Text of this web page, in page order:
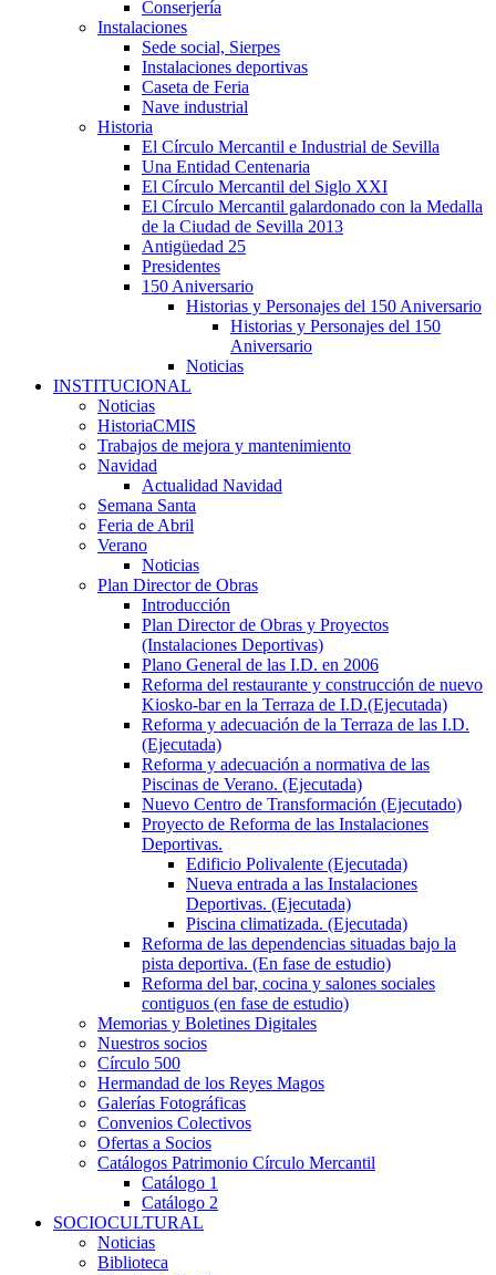
Conserjería
Instalaciones
Sede social, Sierpes
Instalaciones deportivas
Caseta de Feria
Nave industrial
Historia
El Círculo Mercantil e Industrial de Sevilla
Una Entidad Centenaria
El Círculo Mercantil del Siglo XXI
El Círculo Mercantil galardonado con la Medalla
de la Ciudad de Sevilla 2013
Antigüedad 25
Presidentes
150 Aniversario
Historias y Personajes del 150 Aniversario
Historias y Personajes del 150
Aniversario
Noticias
INSTITUCIONAL
Noticias
HistoriaCMIS
Trabajos de mejora y mantenimiento
Navidad
Actualidad Navidad
Semana Santa
Feria de Abril
Verano
Noticias
Plan Director de Obras
Introducción
Plan Director de Obras y Proyectos
(Instalaciones Deportivas)
Plano General de las I.D. en 2006
Reforma del restaurante y construcción de nuevo
Kiosko-bar en la Terraza de I.D.(Ejecutada)
Reforma y adecuación de la Terraza de las I.D.
(Ejecutada)
Reforma y adecuación a normativa de las
Piscinas de Verano. (Ejecutada)
Nuevo Centro de Transformación (Ejecutado)
Proyecto de Reforma de las Instalaciones
Deportivas.
Edificio Polivalente (Ejecutada)
Nueva entrada a las Instalaciones
Deportivas. (Ejecutada)
Piscina climatizada. (Ejecutada)
Reforma de las dependencias situadas bajo la
pista deportiva. (En fase de estudio)
Reforma del bar, cocina y salones sociales
contiguos (en fase de estudio)
Memorias y Boletines Digitales
Nuestros socios
Círculo 500
Hermandad de los Reyes Magos
Galerías Fotográficas
Convenios Colectivos
Ofertas a Socios
Catálogos Patrimonio Círculo Mercantil
Catálogo 1
Catálogo 2
SOCIOCULTURAL
Noticias
Biblioteca